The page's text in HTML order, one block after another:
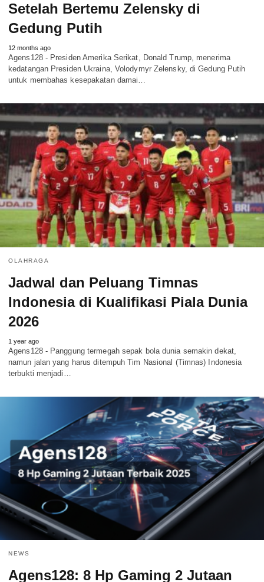
Setelah Bertemu Zelensky di
Gedung Putih
12 months ago
Agens128 - Presiden Amerika Serikat, Donald Trump, menerima
kedatangan Presiden Ukraina, Volodymyr Zelensky, di Gedung Putih
untuk membahas kesepakatan damai…
OLAHRAGA
Jadwal dan Peluang Timnas
Indonesia di Kualifikasi Piala Dunia
2026
1 year ago
Agens128 - Panggung termegah sepak bola dunia semakin dekat,
namun jalan yang harus ditempuh Tim Nasional (Timnas) Indonesia
terbukti menjadi…
NEWS
Agens128: 8 Hp Gaming 2 Jutaan